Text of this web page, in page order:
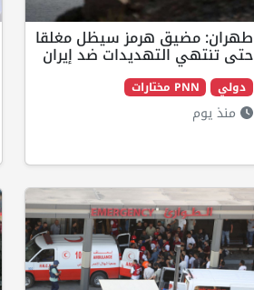
طهران: مضيق هرمز سيظل مغلقا
حتى تنتهي التهديدات ضد إيران
دولي PNN مختارات
منذ يوم